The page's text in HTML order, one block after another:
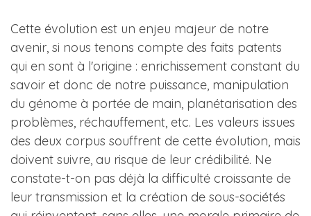
Cette évolution est un enjeu majeur de notre
avenir, si nous tenons compte des faits patents
qui en sont à l'origine : enrichissement constant du
savoir et donc de notre puissance, manipulation
du génome à portée de main, planétarisation des
problèmes, réchauffement, etc. Les valeurs issues
des deux corpus souffrent de cette évolution, mais
doivent suivre, au risque de leur crédibilité. Ne
constate-t-on pas déjà la difficulté croissante de
leur transmission et la création de sous-sociétés